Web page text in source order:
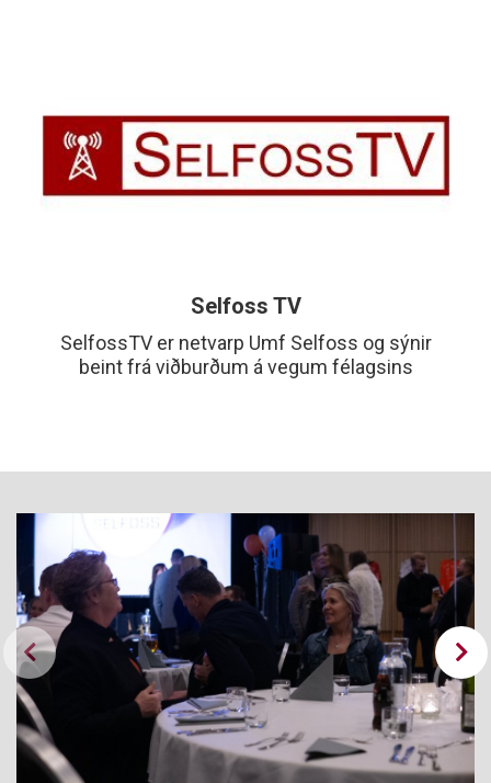
Selfoss TV
SelfossTV er netvarp Umf Selfoss og sýnir
beint frá viðburðum á vegum félagsins